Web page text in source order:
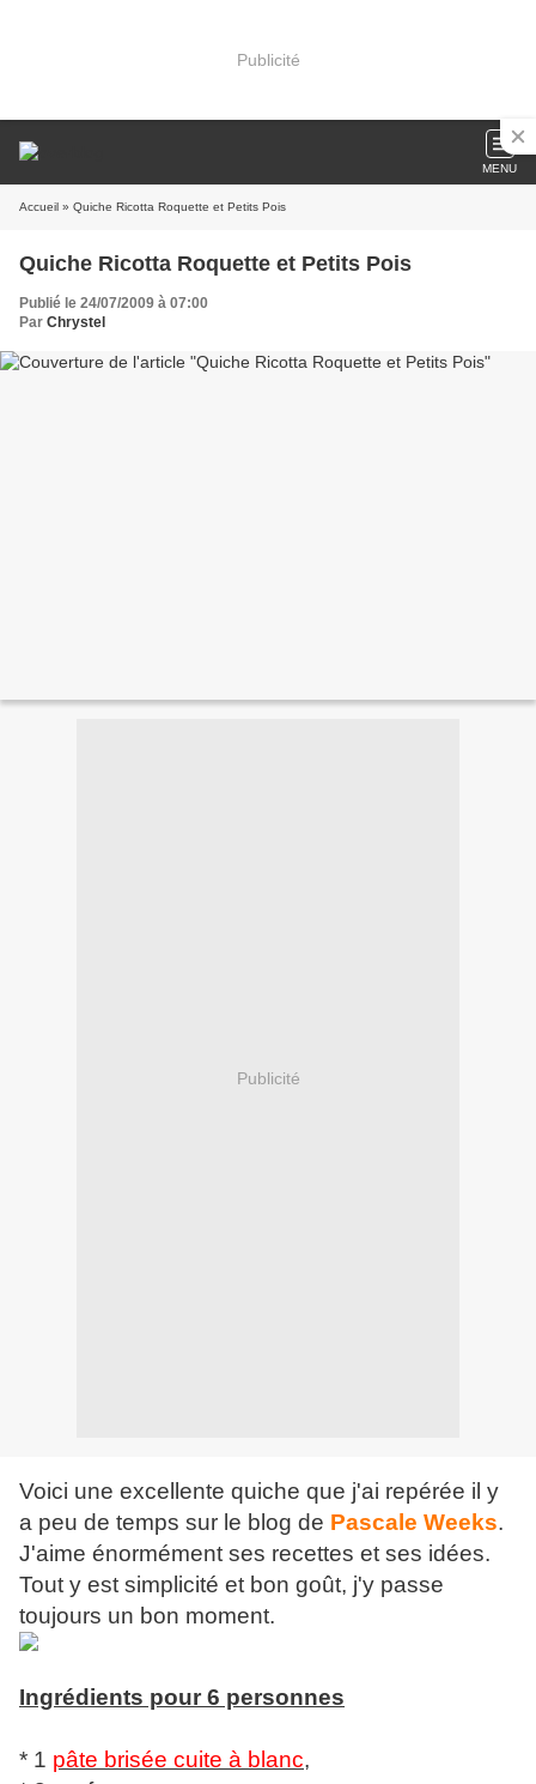
Publicité
MENU
Accueil » Quiche Ricotta Roquette et Petits Pois
Quiche Ricotta Roquette et Petits Pois
Publié le 24/07/2009 à 07:00
Par Chrystel
Publicité
Voici une excellente quiche que j'ai repérée il y
a peu de temps sur le blog de Pascale Weeks.
J'aime énormément ses recettes et ses idées.
Tout y est simplicité et bon goût, j'y passe
toujours un bon moment.
Ingrédients pour 6 personnes
* 1 pâte brisée cuite à blanc,